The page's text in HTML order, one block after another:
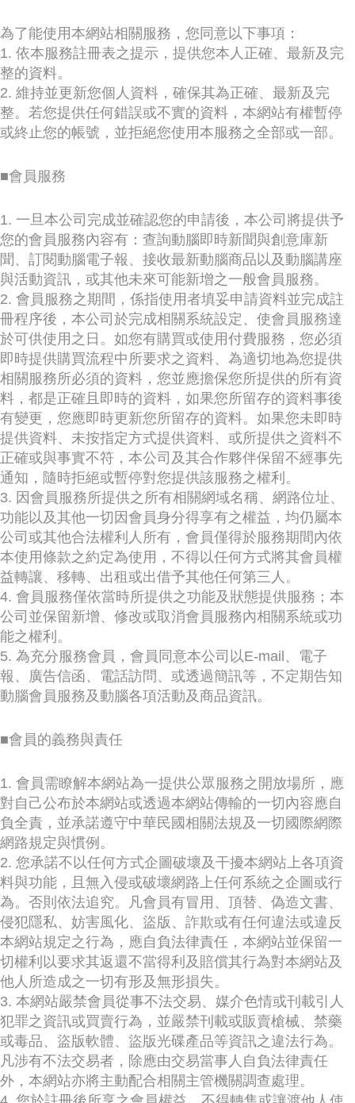
為了能使用本網站相關服務，您同意以下事項：
1. 依本服務註冊表之提示，提供您本人正確、最新及完
整的資料。
2. 維持並更新您個人資料，確保其為正確、最新及完
整。若您提供任何錯誤或不實的資料，本網站有權暫停
或終止您的帳號，並拒絕您使用本服務之全部或一部。
■會員服務
1. 一旦本公司完成並確認您的申請後，本公司將提供予
您的會員服務內容有：查詢動腦即時新聞與創意庫新
聞、訂閱動腦電子報、接收最新動腦商品以及動腦講座
與活動資訊，或其他未來可能新增之一般會員服務。
2. 會員服務之期間，係指使用者填妥申請資料並完成註
冊程序後，本公司於完成相關系統設定、使會員服務達
於可供使用之日。如您有購買或使用付費服務，您必須
即時提供購買流程中所要求之資料、為適切地為您提供
相關服務所必須的資料，您並應擔保您所提供的所有資
料，都是正確且即時的資料，如果您所留存的資料事後
有變更，您應即時更新您所留存的資料。如果您未即時
提供資料、未按指定方式提供資料、或所提供之資料不
正確或與事實不符，本公司及其合作夥伴保留不經事先
通知，隨時拒絕或暫停對您提供該服務之權利。
3. 因會員服務所提供之所有相關網域名稱、網路位址、
功能以及其他一切因會員身分得享有之權益，均仍屬本
公司或其他合法權利人所有，會員僅得於服務期間內依
本使用條款之約定為使用，不得以任何方式將其會員權
益轉讓、移轉、出租或出借予其他任何第三人。
4. 會員服務僅依當時所提供之功能及狀態提供服務；本
公司並保留新增、修改或取消會員服務內相關系統或功
能之權利。
5. 為充分服務會員，會員同意本公司以E-mail、電子
報、廣告信函、電話訪問、或透過簡訊等，不定期告知
動腦會員服務及動腦各項活動及商品資訊。
■會員的義務與責任
1. 會員需瞭解本網站為一提供公眾服務之開放場所，應
對自己公布於本網站或透過本網站傳輸的一切內容應自
負全責，並承諾遵守中華民國相關法規及一切國際網際
網路規定與慣例。
2. 您承諾不以任何方式企圖破壞及干擾本網站上各項資
料與功能，且無入侵或破壞網路上任何系統之企圖或行
為。否則依法追究。凡會員有冒用、頂替、偽造文書、
侵犯隱私、妨害風化、盜版、詐欺或有任何違法或違反
本網站規定之行為，應自負法律責任，本網站並保留一
切權利以要求其返還不當得利及賠償其行為對本網站及
他人所造成之一切有形及無形損失。
3. 本網站嚴禁會員從事不法交易、媒介色情或刊載引人
犯罪之資訊或買賣行為，並嚴禁刊載或販賣槍械、禁藥
或毒品、盜版軟體、盜版光碟產品等資訊之違法行為。
凡涉有不法交易者，除應由交易當事人自負法律責任
外，本網站亦將主動配合相關主管機關調查處理。